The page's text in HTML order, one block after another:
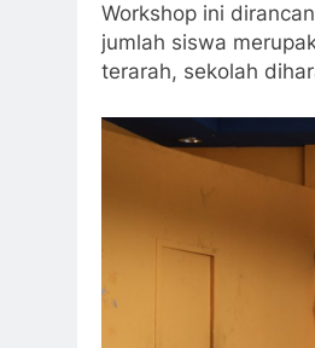
Workshop ini
jumlah siswa
terarah, sekolah